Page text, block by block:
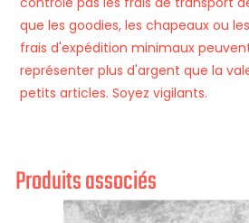
que les goodies, les chapeaux ou
frais d'expédition minimaux
représenter plus d'argent que la
petits articles. Soyez vigilants.
Produits associés